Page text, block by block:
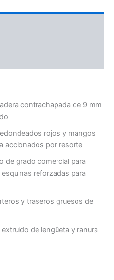
contrachapada de 9 mm
rojos y mangos
accionados por resorte
de grado comercial para
reforzadas para
y traseros gruesos de
de lengüeta y ranura